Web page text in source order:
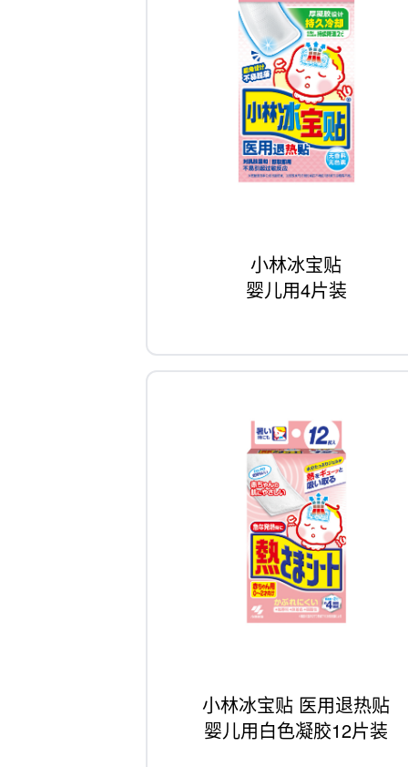
小林冰宝贴
婴儿用4片装
小林冰宝贴 医用退热贴
婴儿用白色凝胶12片装